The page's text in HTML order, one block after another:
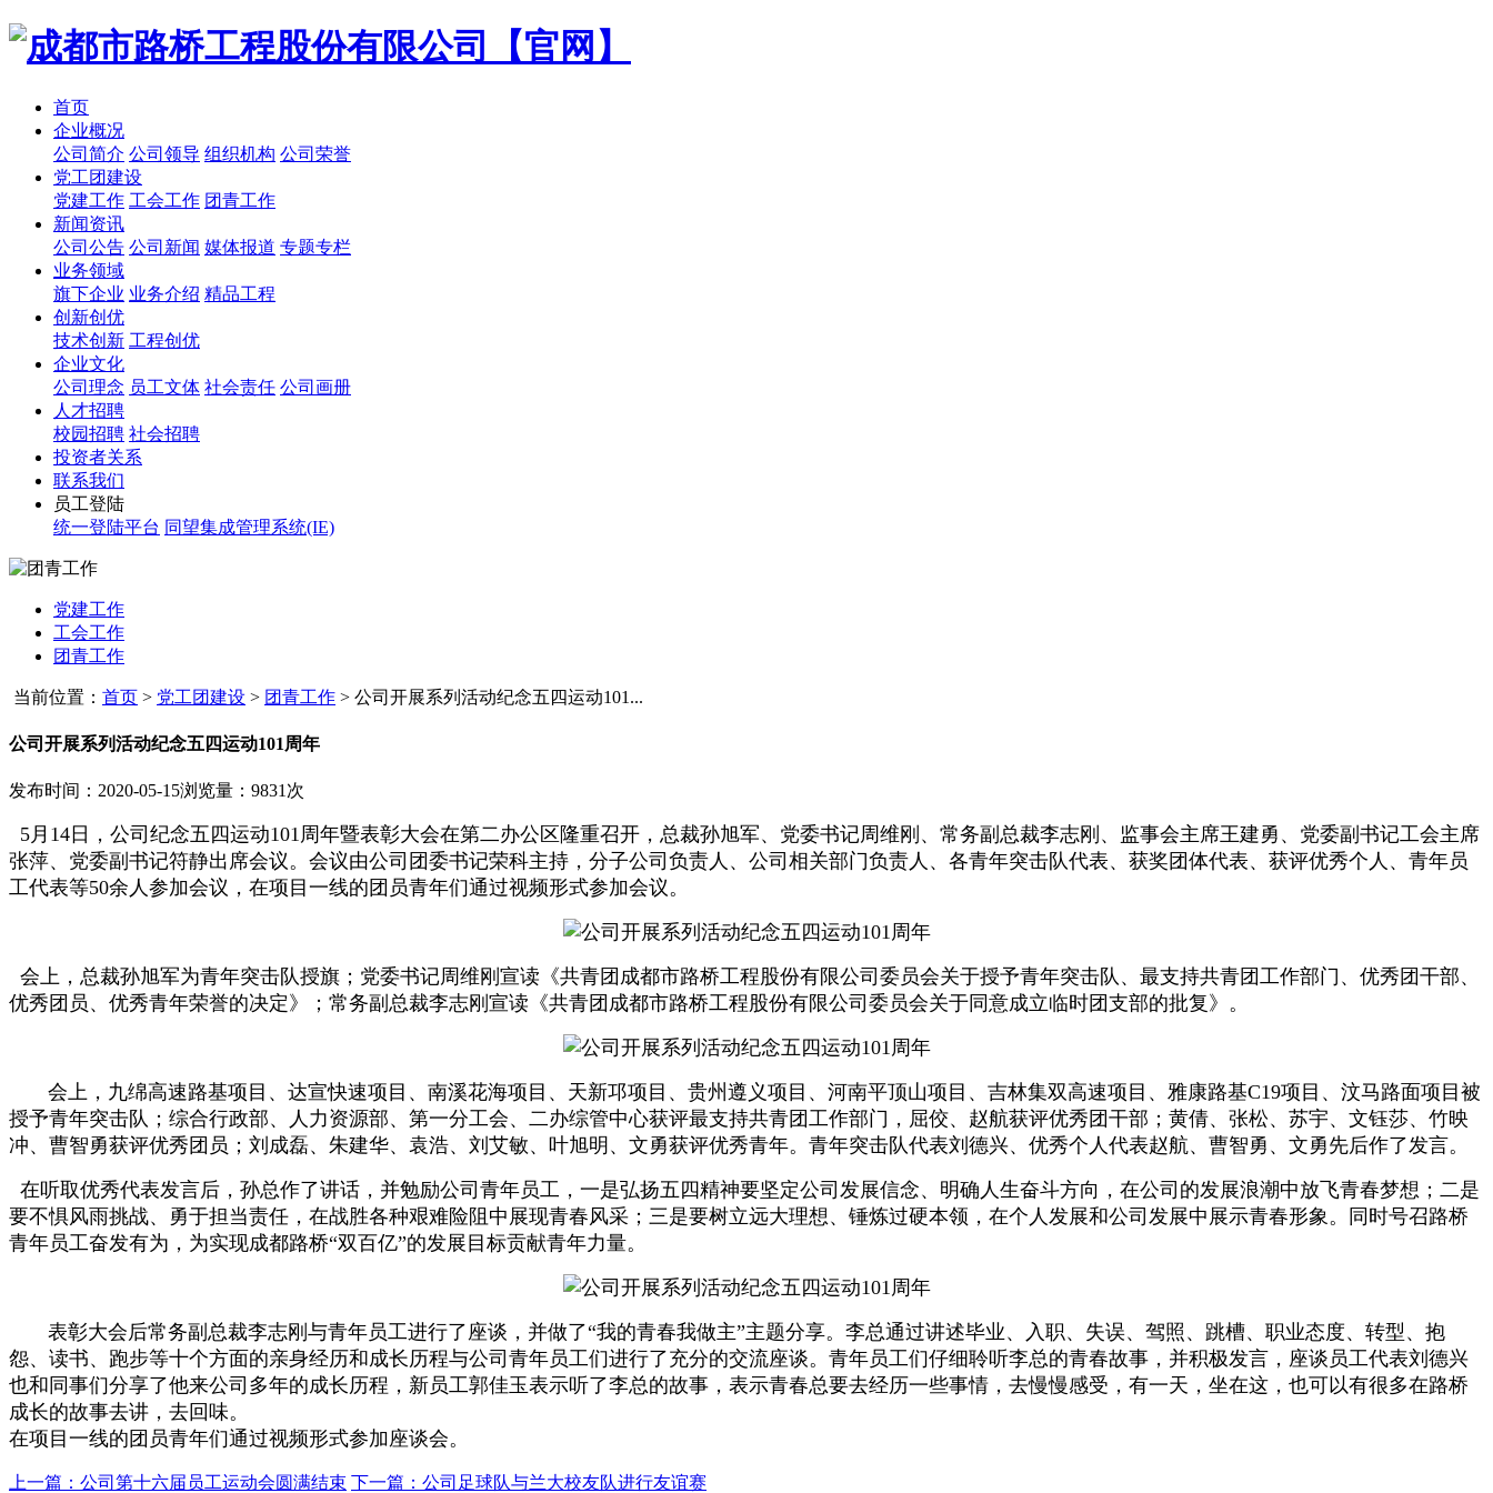
首页
企业概况
公司简介 公司领导 组织机构 公司荣誉
党工团建设
党建工作 工会工作 团青工作
新闻资讯
公司公告 公司新闻 媒体报道 专题专栏
业务领域
旗下企业 业务介绍 精品工程
创新创优
技术创新 工程创优
企业文化
公司理念 员工文体 社会责任 公司画册
人才招聘
校园招聘 社会招聘
投资者关系
联系我们
员工登陆
统一登陆平台 同望集成管理系统(IE)
党建工作
工会工作
团青工作
当前位置： 首页 > 党工团建设 > 团青工作 > 公司开展系列活动纪念五四运动101...
公司开展系列活动纪念五四运动101周年
发布时间：2020-05-15浏览量：9831次
5月14日，公司纪念五四运动101周年暨表彰大会在第二办公区隆重召开，总裁孙旭军、党委书记周维刚、常务副总裁李志刚、监事会主席王建勇、党委副书记工会主席
张萍、党委副书记符静出席会议。会议由公司团委书记荣科主持，分子公司负责人、公司相关部门负责人、各青年突击队代表、获奖团体代表、获评优秀个人、青年员
工代表等50余人参加会议，在项目一线的团员青年们通过视频形式参加会议。
会上，总裁孙旭军为青年突击队授旗；党委书记周维刚宣读《共青团成都市路桥工程股份有限公司委员会关于授予青年突击队、最支持共青团工作部门、优秀团干部、
优秀团员、优秀青年荣誉的决定》；常务副总裁李志刚宣读《共青团成都市路桥工程股份有限公司委员会关于同意成立临时团支部的批复》。
会上，九绵高速路基项目、达宣快速项目、南溪花海项目、天新邛项目、贵州遵义项目、河南平顶山项目、吉林集双高速项目、雅康路基C19项目、汶马路面项目被
授予青年突击队；综合行政部、人力资源部、第一分工会、二办综管中心获评最支持共青团工作部门，屈佼、赵航获评优秀团干部；黄倩、张松、苏宇、文钰莎、竹映
冲、曹智勇获评优秀团员；刘成磊、朱建华、袁浩、刘艾敏、叶旭明、文勇获评优秀青年。青年突击队代表刘德兴、优秀个人代表赵航、曹智勇、文勇先后作了发言。
在听取优秀代表发言后，孙总作了讲话，并勉励公司青年员工，一是弘扬五四精神要坚定公司发展信念、明确人生奋斗方向，在公司的发展浪潮中放飞青春梦想；二是
要不惧风雨挑战、勇于担当责任，在战胜各种艰难险阻中展现青春风采；三是要树立远大理想、锤炼过硬本领，在个人发展和公司发展中展示青春形象。同时号召路桥
青年员工奋发有为，为实现成都路桥“双百亿”的发展目标贡献青年力量。
表彰大会后常务副总裁李志刚与青年员工进行了座谈，并做了“我的青春我做主”主题分享。李总通过讲述毕业、入职、失误、驾照、跳槽、职业态度、转型、抱
怨、读书、跑步等十个方面的亲身经历和成长历程与公司青年员工们进行了充分的交流座谈。青年员工们仔细聆听李总的青春故事，并积极发言，座谈员工代表刘德兴
也和同事们分享了他来公司多年的成长历程，新员工郭佳玉表示听了李总的故事，表示青春总要去经历一些事情，去慢慢感受，有一天，坐在这，也可以有很多在路桥
成长的故事去讲，去回味。
在项目一线的团员青年们通过视频形式参加座谈会。
上一篇：公司第十六届员工运动会圆满结束 下一篇：公司足球队与兰大校友队进行友谊赛